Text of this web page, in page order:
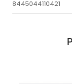
8445044110421